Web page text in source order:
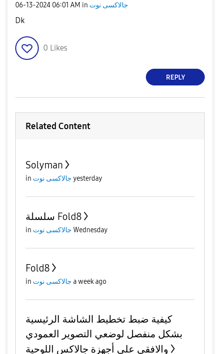
‎06-13-2024 06:01 AM in جالاكسى نوت
Dk
0 Likes
REPLY
Related Content
Solyman
in جالاكسى نوت yesterday
سلسلة Fold8
in جالاكسى نوت Wednesday
Fold8
in جالاكسى نوت a week ago
كيفية ضبط تخطيط الشاشة الرئيسية
بشكل منفصل لوضعي التصوير العمودي
والافقي على أجهزة جالاكس اللوحية